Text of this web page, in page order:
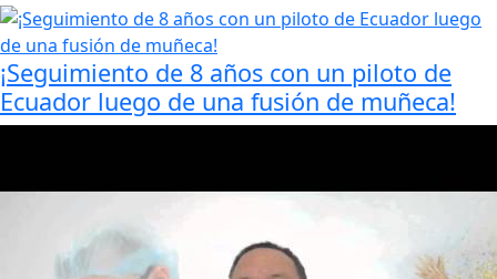
¡Seguimiento de 8 años con un piloto de
Ecuador luego de una fusión de muñeca!